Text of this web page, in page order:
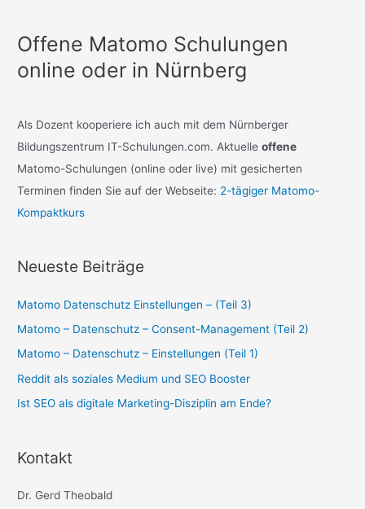
zu
Peaple-
based
h
n
a
c
h
:
Offene Matomo Schulungen
online oder in Nürnberg
Als Dozent kooperiere ich auch mit dem Nürnberger
Bildungszentrum IT-Schulungen.com. Aktuelleoffene
Matomo-Schulungen (online oder live) mit gesicherten
Terminen finden Sie auf der Webseite: 2-tägiger Matomo-
Kompaktkurs
Neueste Beiträge
Matomo Datenschutz Einstellungen – (Teil 3)
Matomo – Datenschutz – Consent-Management (Teil 2)
Matomo – Datenschutz – Einstellungen (Teil 1)
Reddit als soziales Medium und SEO Booster
Ist SEO als digitale Marketing-Disziplin am Ende?
Kontakt
Dr. Gerd Theobald